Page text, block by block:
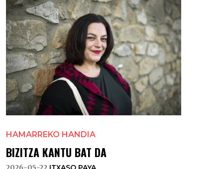
HAMARREKO HANDIA
BIZITZA KANTU BAT DA